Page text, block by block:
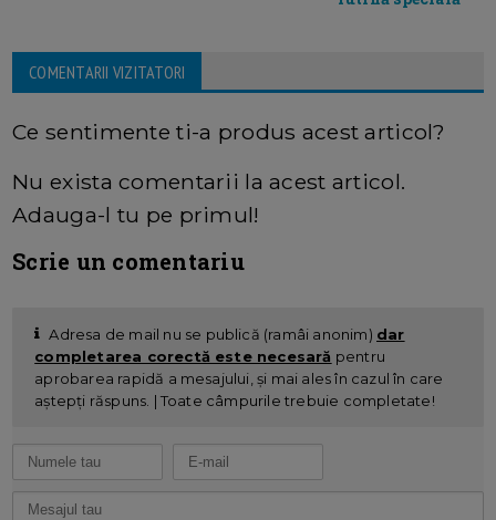
COMENTARII VIZITATORI
Ce sentimente ti-a produs acest articol?
Nu exista comentarii la acest articol.
Adauga-l tu pe primul!
Scrie un comentariu
Adresa de mail nu se publică (ramâi anonim) dar
completarea corectă este necesară pentru
aprobarea rapidă a mesajului, și mai ales în cazul în care
aștepți răspuns. | Toate câmpurile trebuie completate!